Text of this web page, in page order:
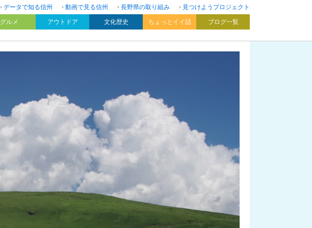
データで知る信州 動画で見る信州 長野県の取り組み
見つけようプロジェクト
グルメ アウトドア 文化歴史 ちょっとイイ話 ブログ一覧